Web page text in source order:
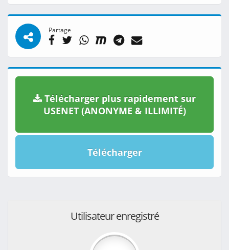
Partage
Télécharger plus rapidement sur
USENET (ANONYME & ILLIMITÉ)
Télécharger
Utilisateur enregistré